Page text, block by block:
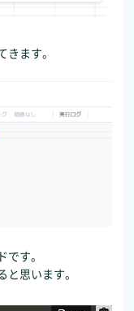
ます。
す。
思います。